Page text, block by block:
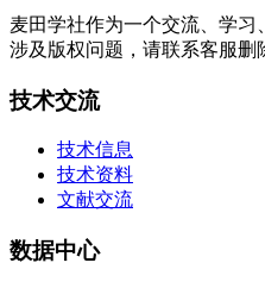
麦田学社作为一个交流、学
涉及版权问题，请联系客服删
技术交流
技术信息
技术资料
文献交流
数据中心